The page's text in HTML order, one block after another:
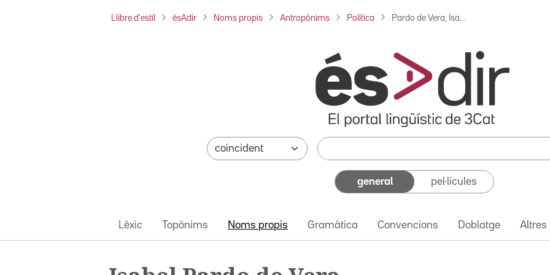
Llibre d'estil ésAdir Noms propis Antropònims Política Pardo de Vera, Isa...
general pel·lícules
Lèxic Topònims Noms propis Gramàtica Convencions Doblatge Altres